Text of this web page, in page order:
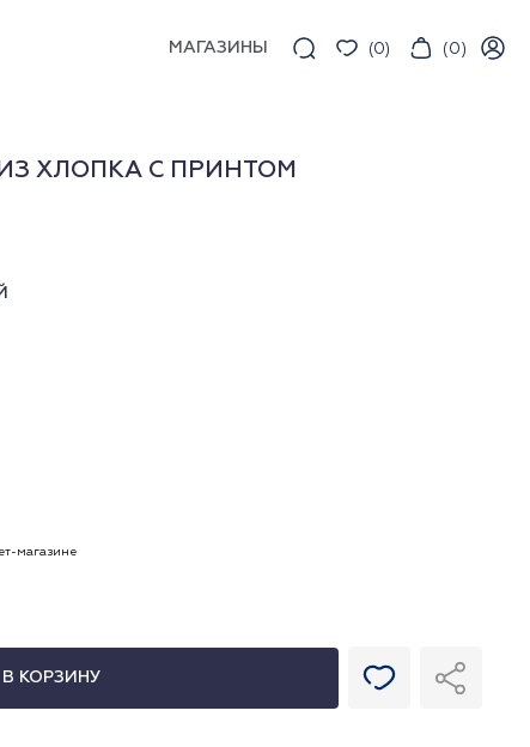
МАГАЗИНЫ (0) (0)
ХЛОПКА С ПРИНТОМ
магазине
В КОРЗИНУ